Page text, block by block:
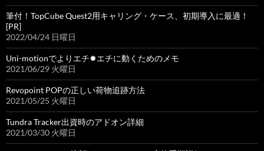
筆付！TopCube Quest2用キャリング・ケース、初期導入に最適！
[PR]
2022/04/24 日曜日
Uni-motionでよりエチ✹エチに動くためのメモ
2021/06/29 火曜日
Revopoint POPの正しい荷物追跡方法
2021/05/25 火曜日
Tundra Tracker出資時のアドオン詳細
2021/03/30 火曜日